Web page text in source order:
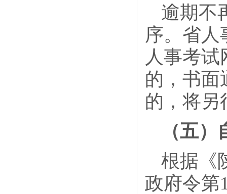
逾期不
序。省
人事考
的，书面
的，将另
（五
根据《
政府令第